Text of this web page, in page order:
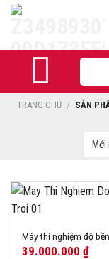
Skip
TRANG CHỦ / SẢN
Máy thí nghiệm độ
39.000.000 ₫